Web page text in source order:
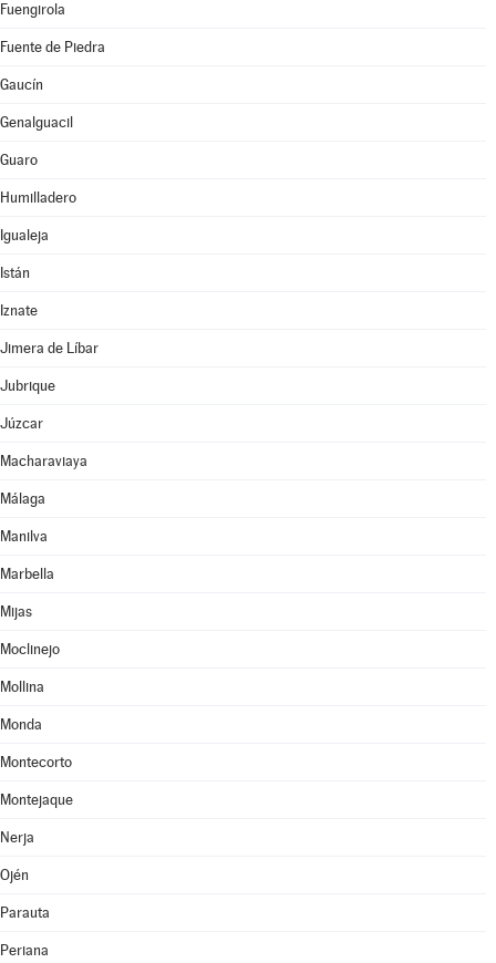
Fuengirola
Fuente de Piedra
Gaucín
Genalguacil
Guaro
Humilladero
Igualeja
Istán
Iznate
Jimera de Líbar
Jubrique
Júzcar
Macharaviaya
Málaga
Manilva
Marbella
Mijas
Moclinejo
Mollina
Monda
Montecorto
Montejaque
Nerja
Ojén
Parauta
Periana